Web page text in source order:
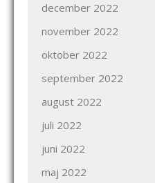
december 2022
november 2022
oktober 2022
september 2022
august 2022
juli 2022
juni 2022
maj 2022